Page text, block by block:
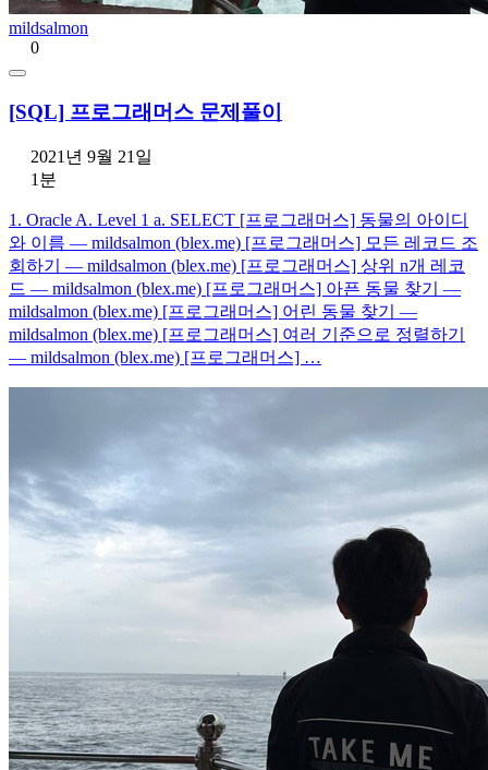
mildsalmon
0
[SQL] 프로그래머스 문제풀이
2021년 9월 21일
1분
1. Oracle A. Level 1 a. SELECT [프로그래머스] 동물의 아이디
와 이름 — mildsalmon (blex.me) [프로그래머스] 모든 레코드 조
회하기 — mildsalmon (blex.me) [프로그래머스] 상위 n개 레코
드 — mildsalmon (blex.me) [프로그래머스] 아픈 동물 찾기 —
mildsalmon (blex.me) [프로그래머스] 어린 동물 찾기 —
mildsalmon (blex.me) [프로그래머스] 여러 기준으로 정렬하기
— mildsalmon (blex.me) [프로그래머스] …